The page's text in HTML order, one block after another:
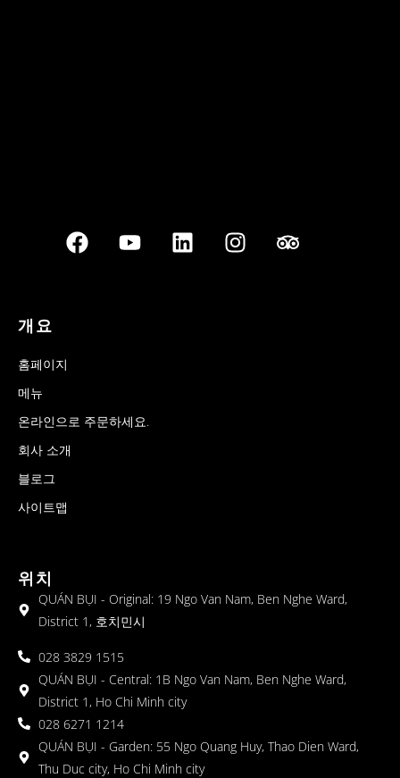
개요
홈페이지
메뉴
온라인으로 주문하세요.
회사 소개
블로그
사이트맵
위치
QUÁN BỤI - Original: 19 Ngo Van Nam, Ben Nghe Ward,
District 1, 호치민시
028 3829 1515
QUÁN BỤI - Central: 1B Ngo Van Nam, Ben Nghe Ward,
District 1, Ho Chi Minh city
028 6271 1214
QUÁN BỤI - Garden: 55 Ngo Quang Huy, Thao Dien Ward,
Thu Duc city, Ho Chi Minh city